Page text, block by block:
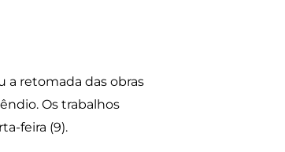
a retomada das obras
Os trabalhos
feira (9).